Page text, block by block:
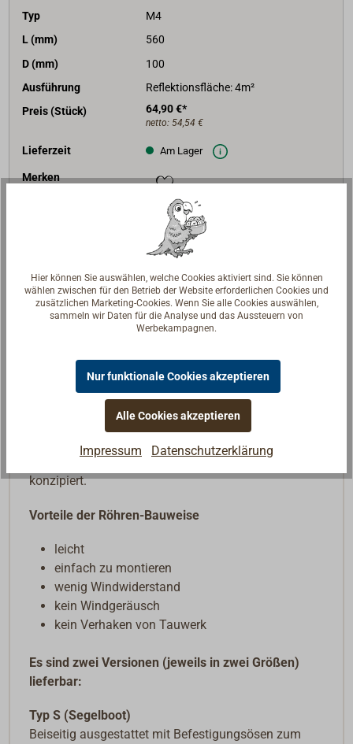
Typ
M4
L (mm)
560
D (mm)
100
Ausführung
Reflektionsfläche: 4m²
Preis (Stück)
64,90 €*
netto: 54,54 €
Lieferzeit Am Lager
Merken
Beschreibung
Aluminium-Winkelspiegel jeweils um 45° verdreht in
einer halbtransparenten Kunststoffröhre montiert,
damit eine gute Rundumreflexion gewährleistet ist.
Der sehr schlanke und platzsparende Radarreflektor
ist speziell für die Verwendung auf Yachten
konzipiert.
Vorteile der Röhren-Bauweise
leicht
einfach zu montieren
wenig Windwiderstand
kein Windgeräusch
kein Verhaken von Tauwerk
Es sind zwei Versionen (jeweils in zwei Größen)
lieferbar:
Typ S (Segelboot)
Beiseitig ausgestattet mit Befestigungsösen zum
Hier können Sie auswählen, welche Cookies aktiviert sind. Sie können
wählen zwischen für den Betrieb der Website erforderlichen Cookies und
zusätzlichen Marketing-Cookies. Wenn Sie alle Cookies auswählen,
sammeln wir Daten für die Analyse und das Aussteuern von
Werbekampagnen.
Nur funktionale Cookies akzeptieren
Alle Cookies akzeptieren
Impressum Datenschutzerklärung